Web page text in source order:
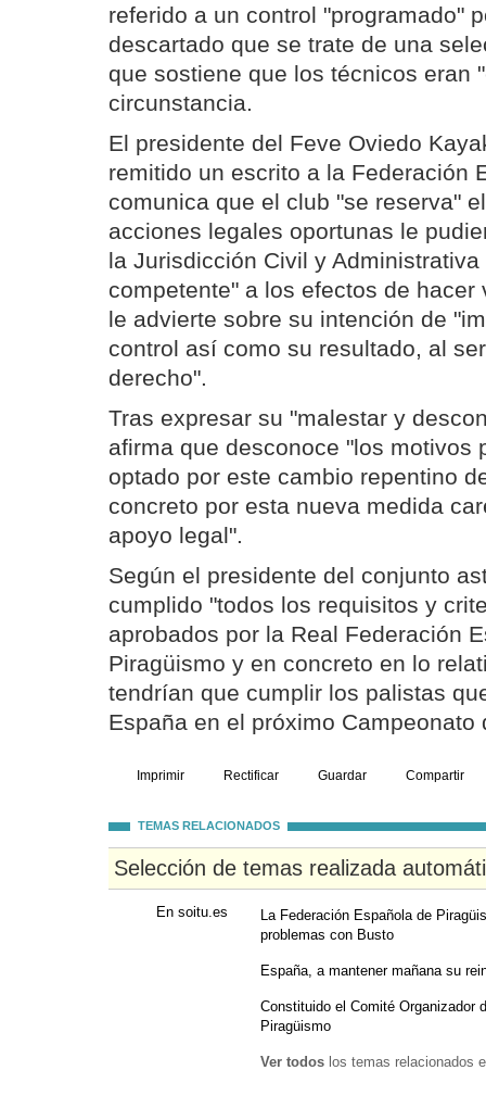
referido a un control "programado"
descartado que se trate de una
que sostiene que los técnicos eran
circunstancia.
El presidente del Feve Oviedo
remitido un escrito a la Federación
comunica que el club "se reserva"
acciones legales oportunas le
la Jurisdicción Civil y
competente" a los efectos de hacer
le advierte sobre su intención de
control así como su resultado, al
derecho".
Tras expresar su "malestar y
afirma que desconoce "los motivos
optado por este cambio repentino
concreto por esta nueva medida
apoyo legal".
Según el presidente del conjunto
cumplido "todos los requisitos y
aprobados por la Real Federación
Piragüismo y en concreto en lo
tendrían que cumplir los palistas
España en el próximo Campeonato
Imprimir Rectificar Guardar Compartir
TEMAS RELACIONADOS
Selección de temas realizada
En soitu.es
La Federación Española de
problemas con Busto
España, a mantener mañana su
Constituido el Comité Organizador
Piragüismo
Ver todos los temas relacionados